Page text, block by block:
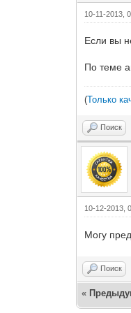
10-11-2013,
Если вы
По теме
(Только
Поиск
10-12-2013,
Могу
Поиск
«